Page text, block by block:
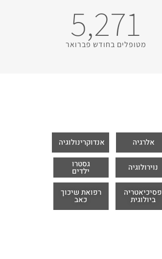
מטופלים בחודש פברואר
5,271
אלרגיה
אנדוקרינולוגיה
נוירולוגיה גסטרו
ילדים
פסיכיאטריה
ביולוגית
רפואת שיכוך
כאב